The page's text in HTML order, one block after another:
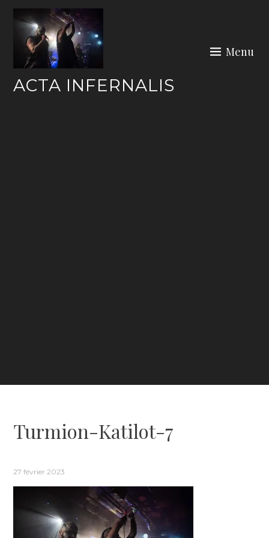
Skip
content
ACTA INFERNALIS
Menu
Turmion-Katilot-7
27 février 2023